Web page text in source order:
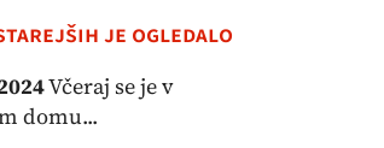
je ogledalo
Včeraj se je v
domu...